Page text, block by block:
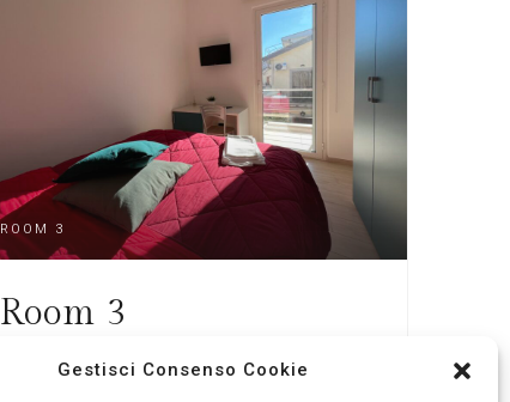
Gestisci Consenso Cookie
ROOM 3
Room 3